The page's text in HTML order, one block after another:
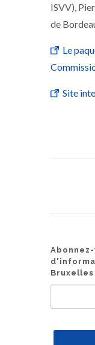
ISVV),
de
Le
Site
Bruxelles